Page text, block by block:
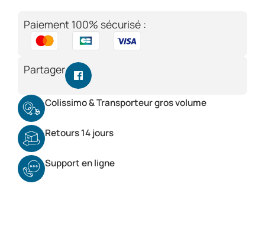
Paiement 100% sécurisé :
Partager
Colissimo & Transporteur gros volume
Retours 14 jours
Support en ligne